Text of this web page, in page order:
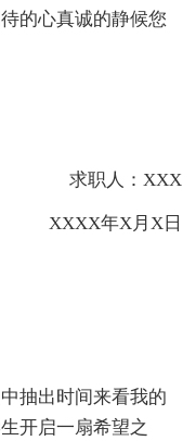
的心真诚的静候您
求职人：XXX
XXXX年X月X日
抽出时间来看我的
开启一扇希望之